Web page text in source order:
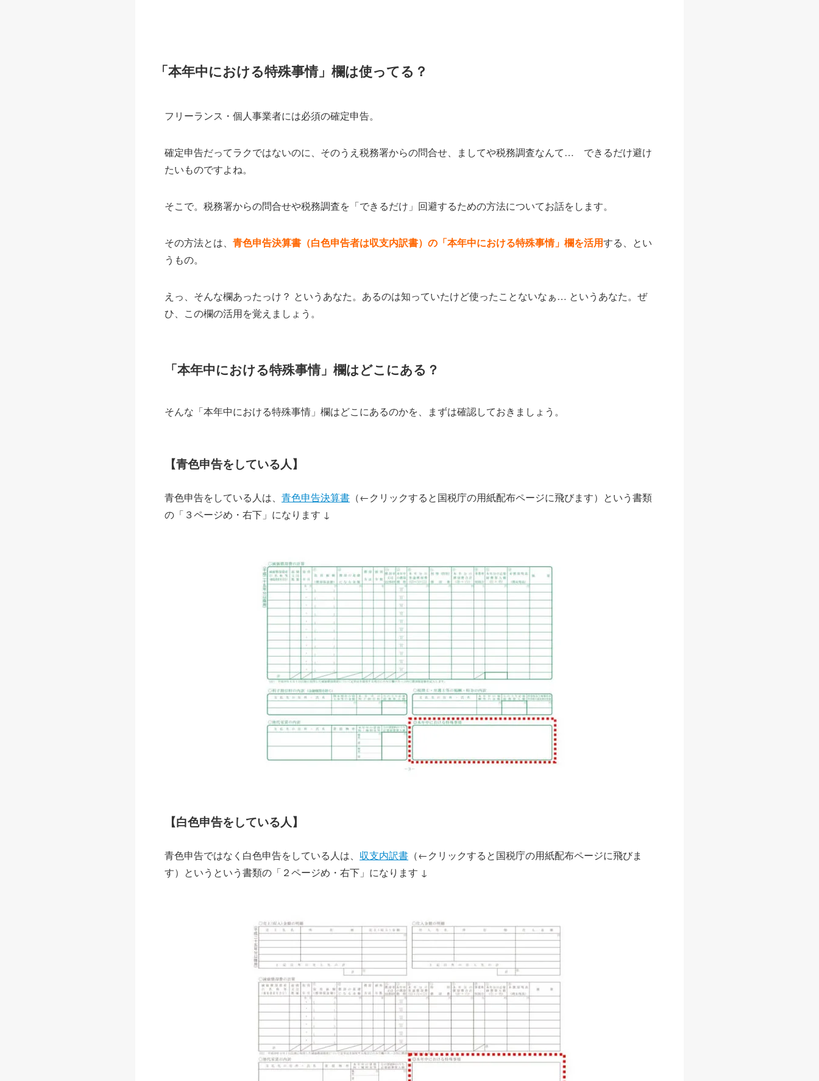
「本年中における特殊事情」欄は使ってる？
フリーランス・個人事業者には必須の確定申告。
確定申告だってラクではないのに、そのうえ税務署からの問合せ、ましてや税務調査なんて… できるだけ避け
たいものですよね。
そこで。税務署からの問合せや税務調査を「できるだけ」回避するための方法についてお話をします。
その方法とは、 青色申告決算書（白色申告者は収支内訳書）の「本年中における特殊事情」欄を活用する、とい
うもの。
えっ、そんな欄あったっけ？ というあなた。あるのは知っていたけど使ったことないなぁ… というあなた。ぜ
ひ、この欄の活用を覚えましょう。
「本年中における特殊事情」欄はどこにある？
そんな「本年中における特殊事情」欄はどこにあるのかを、まずは確認しておきましょう。
【青色申告をしている人】
青色申告をしている人は、 青色申告決算書 （←クリックすると国税庁の用紙配布ページに飛びます）という書類
の「３ページめ・右下」になります ↓
【白色申告をしている人】
青色申告ではなく白色申告をしている人は、 収支内訳書 （←クリックすると国税庁の用紙配布ページに飛びま
す）というという書類の「２ページめ・右下」になります ↓